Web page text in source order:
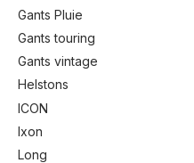
Gants Pluie
Gants touring
Gants vintage
Helstons
ICON
Ixon
Long